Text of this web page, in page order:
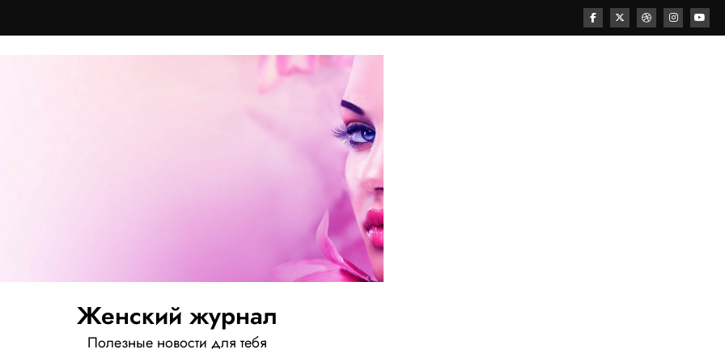
Женский журнал
Полезные новости для тебя